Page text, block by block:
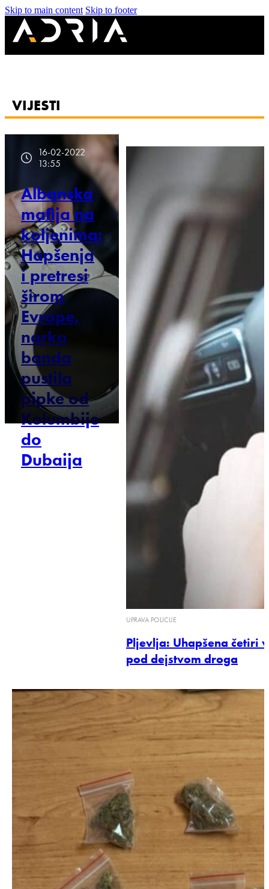
Skip to main content Skip to footer
VIJESTI
16-02-2022
13:55
Albanska
mafija na
koljenima:
Hapšenja
i pretresi
širom
Evrope,
narko
banda
pustila
pipke od
Kolumbije
do
Dubaija
UPRAVA POLICIJE
Pljevlja: Uhapšena četiri
pod dejstvom droga